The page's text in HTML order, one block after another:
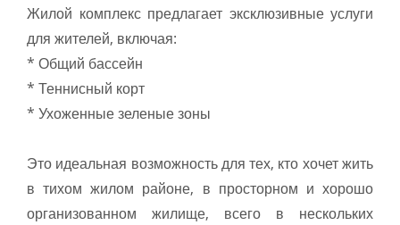
Жилой комплекс предлагает эксклюзивные услуги
для жителей, включая:
* Общий бассейн
* Теннисный корт
* Ухоженные зеленые зоны
Это идеальная возможность для тех, кто хочет жить
в тихом жилом районе, в просторном и хорошо
организованном жилище, всего в нескольких